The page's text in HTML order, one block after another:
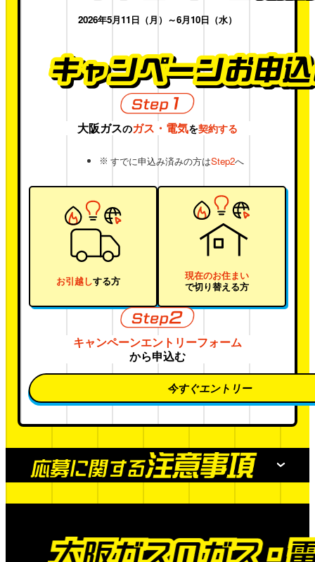
慮として阪神タイガースグッズを身に着けての
す。
運動靴（ベタ底靴に限る。スパイクやサンダル
は不可）着用でのご参加をお願いします。
集合場所・日時は別途ご連絡いたします。
また、集合時間やイベント進行の都合上、試合
観戦ができない時間帯が発生する可能性があり
当日は係員の指示に従っていただきますようお
当選者さま・同行者さまの個人情報（氏名・生
年月日）を株式会社阪神コンテンツリンクへお
渡しし、当日イベントへのご案内に利用させて
いただきます。イベントご案内以外の用途には
使用いたしません。
②オリジナルジャージ＆ペアチケットについ
本キャンペーンで当たるチケットは、2026年7
月25日（土）阪神甲子園球場で開催される予
定の阪神タイガース対巨人の公式戦のペアチケ
ットです。座席位置の指定やチケットの変更は
一切できません。
チケット転売（ダフ屋行為）は法令により禁止
されております。転売が確認された場合は、当
選を無効とさせていただきます。
試合観戦の約定として、阪神タイガースが定め
約款に同意のうえ、試合観戦をお楽しみくださ
い。
阪神甲子園球場までの旅費等については、お客
はお受けできません。
2026年5月11日（月）～6月10日（水）
大阪ガスのガス・電気を契約する
すでに申込み済みの方はStep2へ
お引越しする方
現在のお住まい
で切り替える方
キャンペーンエントリーフォーム
から申込む
今すぐエントリー
キャンペーンエントリーにおける
注意事項